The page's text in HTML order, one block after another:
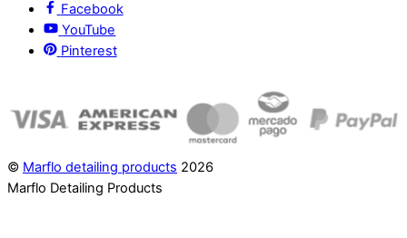
Facebook
YouTube
Pinterest
© Marflo detailing products 2026
Marflo Detailing Products